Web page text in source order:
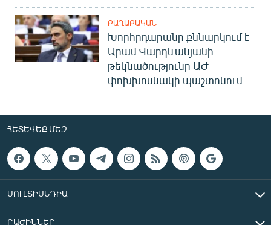
ՔԱՂԱՔԱԿԱՆ
Խորհրդարանը քննարկում է
Արամ Վարդևանյանի
թեկնածությունը ԱԺ
փոխխոսնակի պաշտոնում
ՀԵՏԵՎԵՔ ՄԵԶ
ՄՈՒԼՏԻՄԵԴԻԱ
ԲԱԺԻՆՆԵՐ